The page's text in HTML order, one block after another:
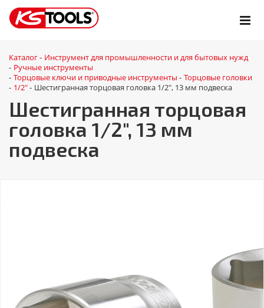
Каталог - Инструмент для промышленности и для бытовых нужд
- Ручные инструменты
- Торцовые ключи и приводные инструменты - Торцовые головки
- 1/2" - Шестигранная торцовая головка 1/2", 13 мм подвеска
Шестигранная торцовая
головка 1/2", 13 мм
подвеска